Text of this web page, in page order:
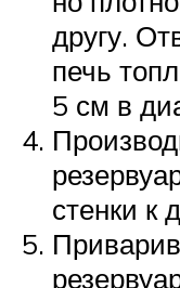
другу.
печь
5 см в
стенки к